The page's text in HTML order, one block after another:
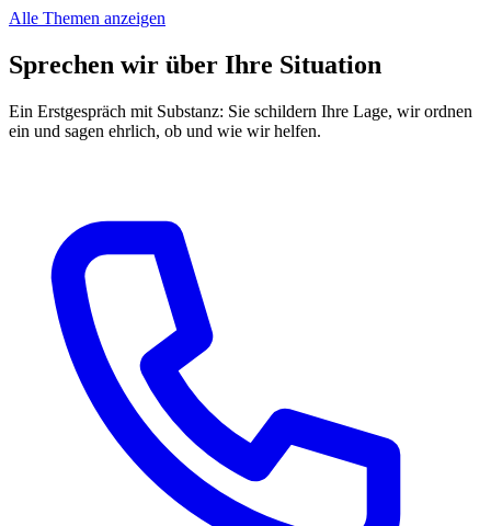
Alle Themen anzeigen
Sprechen wir über Ihre Situation
Ein Erstgespräch mit Substanz: Sie schildern Ihre Lage, wir ordnen
ein und sagen ehrlich, ob und wie wir helfen.